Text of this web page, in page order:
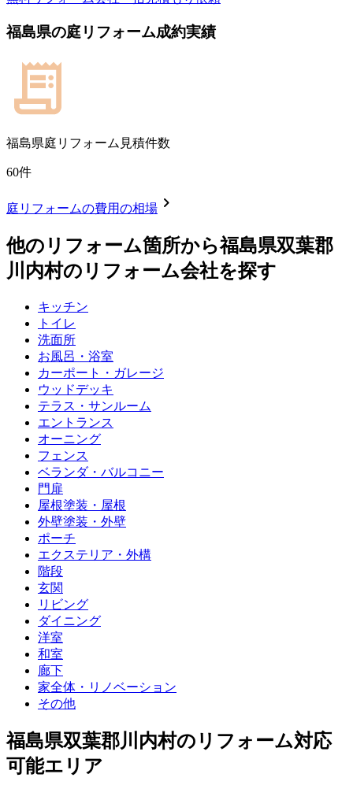
福島県の庭リフォーム成約実績
福島県庭リフォーム見積件数
60件
庭リフォームの費用の相場 chevron_right
他のリフォーム箇所から福島県双葉郡
川内村のリフォーム会社を探す
キッチン
トイレ
洗面所
お風呂・浴室
カーポート・ガレージ
ウッドデッキ
テラス・サンルーム
エントランス
オーニング
フェンス
ベランダ・バルコニー
門扉
屋根塗装・屋根
外壁塗装・外壁
ポーチ
エクステリア・外構
階段
玄関
リビング
ダイニング
洋室
和室
廊下
家全体・リノベーション
その他
福島県双葉郡川内村のリフォーム対応
可能エリア